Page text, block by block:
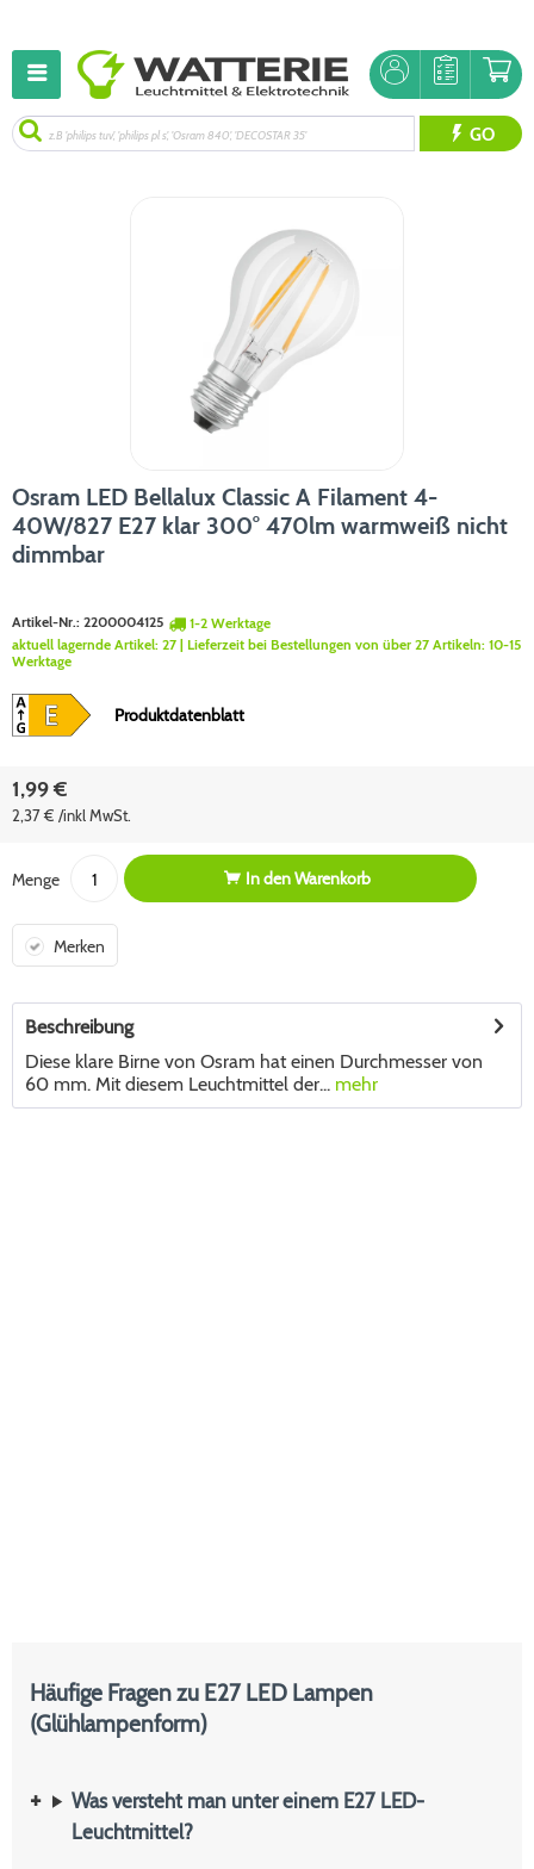
GO
Osram LED Bellalux Classic A Filament 4-
40W/827 E27 klar 300° 470lm warmweiß nicht
dimmbar
Artikel-Nr.: 2200004125
1-2 Werktage
aktuell lagernde Artikel: 27 | Lieferzeit bei Bestellungen von über 27 Artikeln: 10-15
Werktage
Produktdatenblatt
1,99 €
2,37 € /inkl MwSt.
Menge In denWarenkorb
Merken
Beschreibung
Diese klare Birne von Osram hat einen Durchmesser von
60 mm. Mit diesem Leuchtmittel der... mehr
Häufige Fragen zu E27 LED Lampen
(Glühlampenform)
Was versteht man unter einem E27 LED-
Leuchtmittel?